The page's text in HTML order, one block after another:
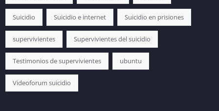
Suicidio Suicidio e internet Suicidio en prisiones
supervivientes Supervivientes del suicidio
Testimonios de supervivientes ubuntu
Videoforum suicidio